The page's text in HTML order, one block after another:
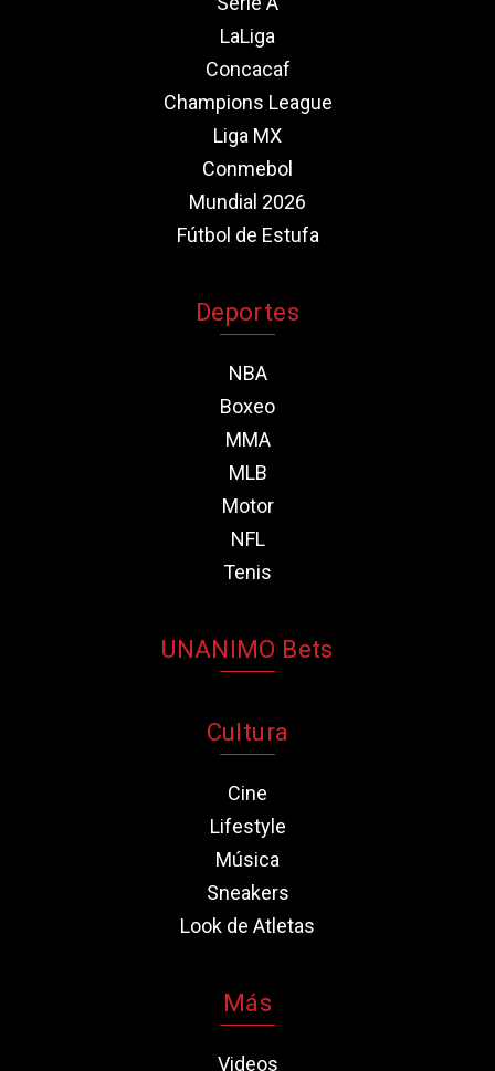
LaLiga
Concacaf
Champions League
Liga MX
Conmebol
Mundial 2026
Fútbol de Estufa
Deportes
NBA
Boxeo
MMA
MLB
Motor
NFL
Tenis
UNANIMO Bets
Cultura
Cine
Lifestyle
Música
Sneakers
Look de Atletas
Más
Videos